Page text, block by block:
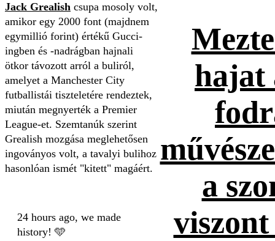
Jack Grealish csupa mosoly volt,
amikor egy 2000 font (majdnem
egymillió forint) értékű Gucci-
ingben és -nadrágban hajnali
ötkor távozott arról a buliról,
amelyet a Manchester City
futballistái tiszteletére rendeztek,
miután megnyerték a Premier
League-et. Szemtanúk szerint
Grealish mozgása meglehetősen
ingoványos volt, a tavalyi bulihoz
hasonlóan ismét "kitett" magáért.
24 hours ago, we made
history! 🩵
hajat
a